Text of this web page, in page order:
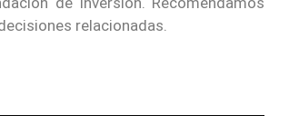
relacionadas.